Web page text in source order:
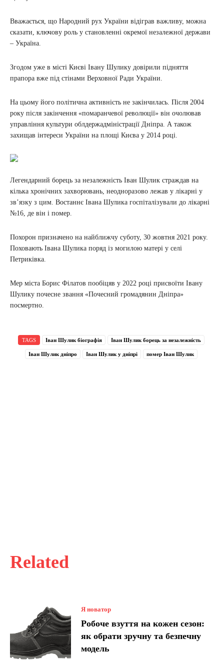
Related
Я новатор
Робоче взуття на кожен сезон:
як обрати зручну та безпечну
модель
Вважається, що Народний рух України відіграв важливу, можна
сказати, ключову роль у становленні окремої незалежної держави
– Україна.
Згодом уже в місті Києві Івану Шулику довірили підняття
прапора вже під стінами Верховної Ради України.
На цьому його політична активність не закінчилась. Після 2004
року після закінчення «помаранчевої революції» він очолював
управління культури облдержадміністрації Дніпра. А також
захищав інтереси України на площі Києва у 2014 році.
Легендарний борець за незалежність Іван Шулик страждав на
кілька хронічних захворювань, неодноразово лежав у лікарні у
зв’язку з цим. Востаннє Івана Шулика госпіталізували до лікарні
№16, де він і помер.
Похорон призначено на найближчу суботу, 30 жовтня 2021 року.
Поховають Івана Шулика поряд із могилою матері у селі
Петриківка.
Мер міста Борис Філатов пообіцяв у 2022 році присвоїти Івану
Шулику почесне звання «Почесний громадянин Дніпра»
посмертно.
TAGS Іван Шулик біографія Іван Шулик борець за незалежність
Іван Шулик дніпро Іван Шулик у дніпрі помер Іван Шулик